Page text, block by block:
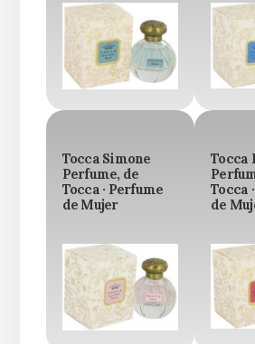
Tocca Simone
Perfume, de
Tocca · Perfume
de Mujer
Tocca
Tocca
de